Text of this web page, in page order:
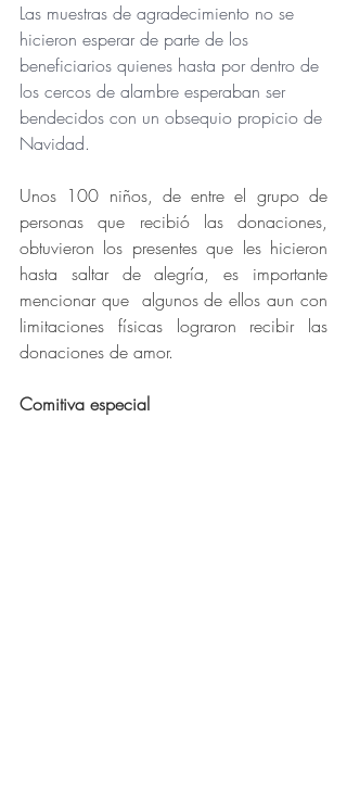
Las muestras de agradecimiento no se
hicieron esperar de parte de los
beneficiarios quienes hasta por dentro de
los cercos de alambre esperaban ser
bendecidos con un obsequio propicio de
Navidad.
Unos 100 niños, de entre el grupo de
personas que recibió las donaciones,
obtuvieron los presentes que les hicieron
hasta saltar de alegría, es importante
mencionar que  algunos de ellos aun con
limitaciones físicas lograron recibir las
donaciones de amor.
Comitiva especial